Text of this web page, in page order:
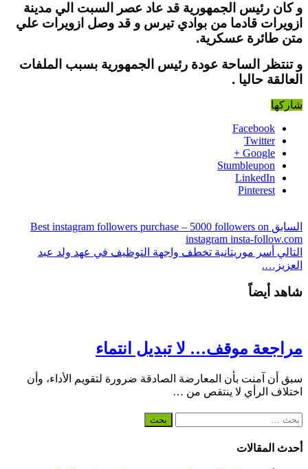
و كان رئيس الجمهورية قد عاد عصر السبت الي مدينة
ازويرات قادما من بوادي تيرس و قد وصل ازويرات علي
متن طائرة عسكرية.
و تنتظر الساحة عودة رئيس الجمهورية بسبب الملفات
العالقة حاليا .
شاركها
Facebook
Twitter
Google +
Stumbleupon
LinkedIn
Pinterest
السابق Best instagram followers purchase – 5000 followers on
instagram insta-follow.com
التالي أسر موريتانية تخطف واجهة التوظيف في عهد ولد عبد
العزيز….
شاهد أيضاً
مراجعة موقف… لا تبديل انتماء
سبق أن آمنت بأن المعارضة الصادقة ضرورة لتقويم الأداء، وأن
اختلاف الرأي لا ينتقص من …
البحث
أحدث المقالات